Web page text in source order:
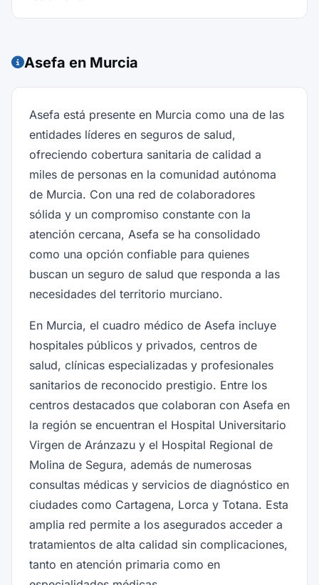
Asefa en Murcia
Asefa está presente en Murcia como una de las
entidades líderes en seguros de salud,
ofreciendo cobertura sanitaria de calidad a
miles de personas en la comunidad autónoma
de Murcia. Con una red de colaboradores
sólida y un compromiso constante con la
atención cercana, Asefa se ha consolidado
como una opción confiable para quienes
buscan un seguro de salud que responda a las
necesidades del territorio murciano.
En Murcia, el cuadro médico de Asefa incluye
hospitales públicos y privados, centros de
salud, clínicas especializadas y profesionales
sanitarios de reconocido prestigio. Entre los
centros destacados que colaboran con Asefa en
la región se encuentran el Hospital Universitario
Virgen de Aránzazu y el Hospital Regional de
Molina de Segura, además de numerosas
consultas médicas y servicios de diagnóstico en
ciudades como Cartagena, Lorca y Totana. Esta
amplia red permite a los asegurados acceder a
tratamientos de alta calidad sin complicaciones,
tanto en atención primaria como en